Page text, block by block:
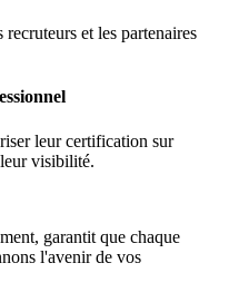
et les partenaires
leur certification sur
visibilité.
garantit que chaque
l'avenir de vos